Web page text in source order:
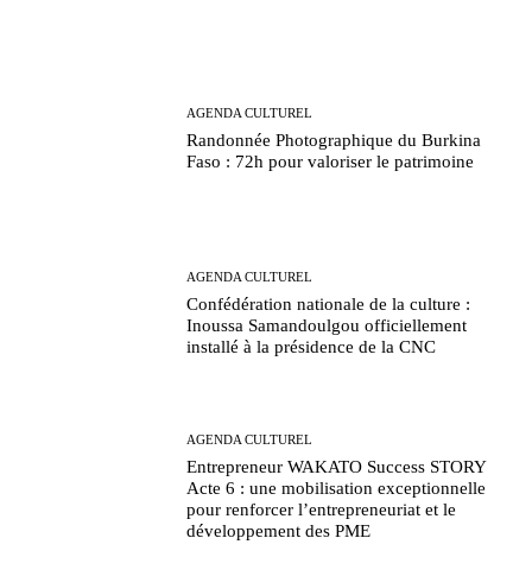
AGENDA CULTUREL
Randonnée Photographique du Burkina
Faso : 72h pour valoriser le patrimoine
AGENDA CULTUREL
Confédération nationale de la culture :
Inoussa Samandoulgou officiellement
installé à la présidence de la CNC
AGENDA CULTUREL
Entrepreneur WAKATO Success STORY
Acte 6 : une mobilisation exceptionnelle
pour renforcer l’entrepreneuriat et le
développement des PME